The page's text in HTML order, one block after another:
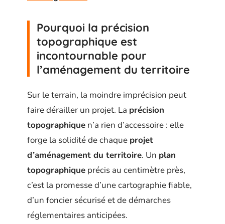
Pourquoi la précision
topographique est
incontournable pour
l’aménagement du territoire
Sur le terrain, la moindre imprécision peut
faire dérailler un projet. La précision
topographique n’a rien d’accessoire : elle
forge la solidité de chaque projet
d’aménagement du territoire. Un plan
topographique précis au centimètre près,
c’est la promesse d’une cartographie fiable,
d’un foncier sécurisé et de démarches
réglementaires anticipées.